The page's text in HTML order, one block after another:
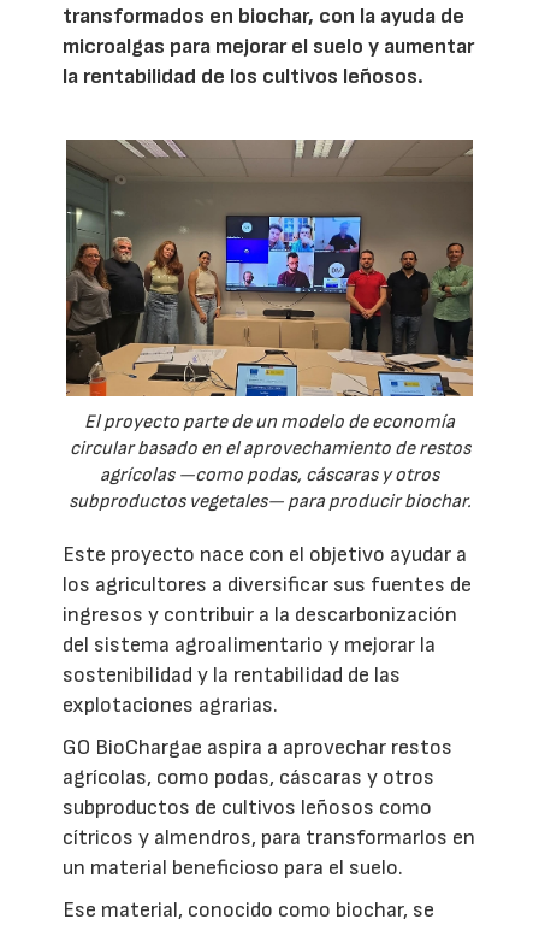
transformados en biochar, con la ayuda de
microalgas para mejorar el suelo y aumentar
la rentabilidad de los cultivos leñosos.
El proyecto parte de un modelo de economía
circular basado en el aprovechamiento de restos
agrícolas —como podas, cáscaras y otros
subproductos vegetales— para producir biochar.
Este proyecto nace con el objetivo ayudar a
los agricultores a diversificar sus fuentes de
ingresos y contribuir a la descarbonización
del sistema agroalimentario y mejorar la
sostenibilidad y la rentabilidad de las
explotaciones agrarias.
GO BioChargae aspira a aprovechar restos
agrícolas, como podas, cáscaras y otros
subproductos de cultivos leñosos como
cítricos y almendros, para transformarlos en
un material beneficioso para el suelo.
Ese material, conocido como biochar, se